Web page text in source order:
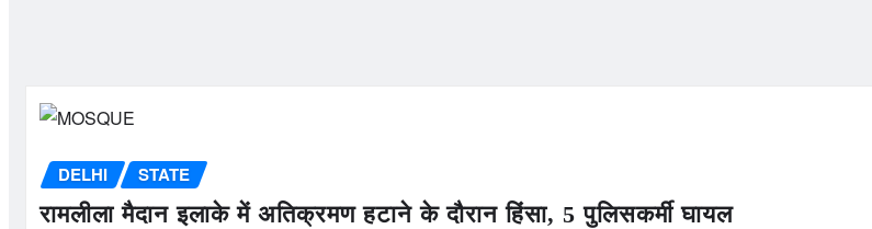
DELHI STATE
रामलीला मैदान इलाके में अतिक्रमण हटाने के दौरान हिंसा, 5 पुलिसकर्मी घायल